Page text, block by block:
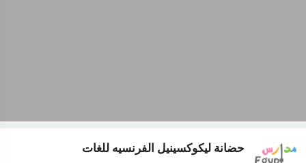
حضانة ليكوكسينيل الفرنسيه للغات